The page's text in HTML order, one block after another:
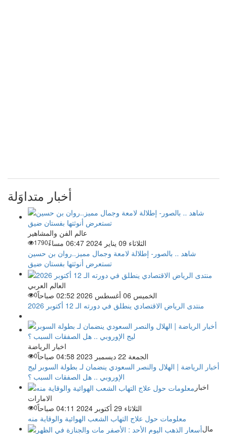
أخبار متداوَلة
عالم الفن والمشاهير
الثلاثاء 09 يناير 2024 06:47 مساءً
1790
شاهد .. بالصور- إطلالة لامعة وجمال مميز..روان بن حسين
تستعرض أنوثتها بفستان ضيق
العالم العربي
الخميس 06 أغسطس 2026 02:52 صباحاً
0
منتدى الرياض الاقتصادي ينطلق في دورته الـ 12 أكتوبر 2026
اخبار الرياضة
الجمعة 22 ديسمبر 2023 04:58 صباحاً
0
أخبار الرياضة | الهلال والنصر السعودي ينضمان لـ بطولة السوبر ليج
الإوروبي .. هل الصفقات السبب ؟
اخبار
الامارات
الثلاثاء 29 أكتوبر 2024 04:11 صباحاً
0
معلومات حول علاج التهاب الشعب الهوائية والوقاية منه
مال